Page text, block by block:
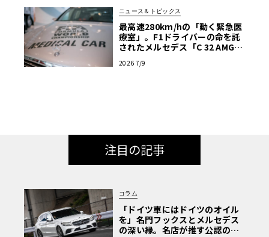
ニュース＆トピックス
最高速280km/hの「動く緊急医
療室」。F1ドライバーの命を託
されたメルセデス「C 32 AMG」
2026 7/9
注目の記事
コラム
「ドイツ車にはドイツのオイル
を」名門フックスとメルセデス
の深い縁。名店が推す公認の安